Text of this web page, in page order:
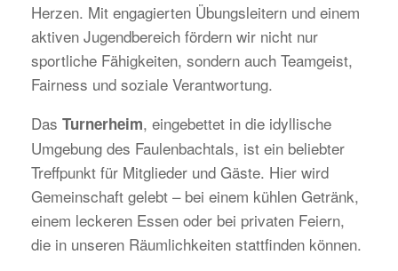
Herzen. Mit engagierten Übungsleitern und einem
aktiven Jugendbereich fördern wir nicht nur
sportliche Fähigkeiten, sondern auch Teamgeist,
Fairness und soziale Verantwortung.
Das Turnerheim, eingebettet in die idyllische
Umgebung des Faulenbachtals, ist ein beliebter
Treffpunkt für Mitglieder und Gäste. Hier wird
Gemeinschaft gelebt – bei einem kühlen Getränk,
einem leckeren Essen oder bei privaten Feiern,
die in unseren Räumlichkeiten stattfinden können.